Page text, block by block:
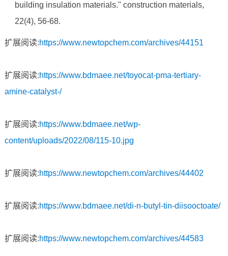
building insulation materials." construction materials,
22(4), 56-68.
扩展阅读:https://www.newtopchem.com/archives/44151
扩展阅读:https://www.bdmaee.net/toyocat-pma-tertiary-
amine-catalyst-/
扩展阅读:https://www.bdmaee.net/wp-
content/uploads/2022/08/115-10.jpg
扩展阅读:https://www.newtopchem.com/archives/44402
扩展阅读:https://www.bdmaee.net/di-n-butyl-tin-diisooctoate/
扩展阅读:https://www.newtopchem.com/archives/44583